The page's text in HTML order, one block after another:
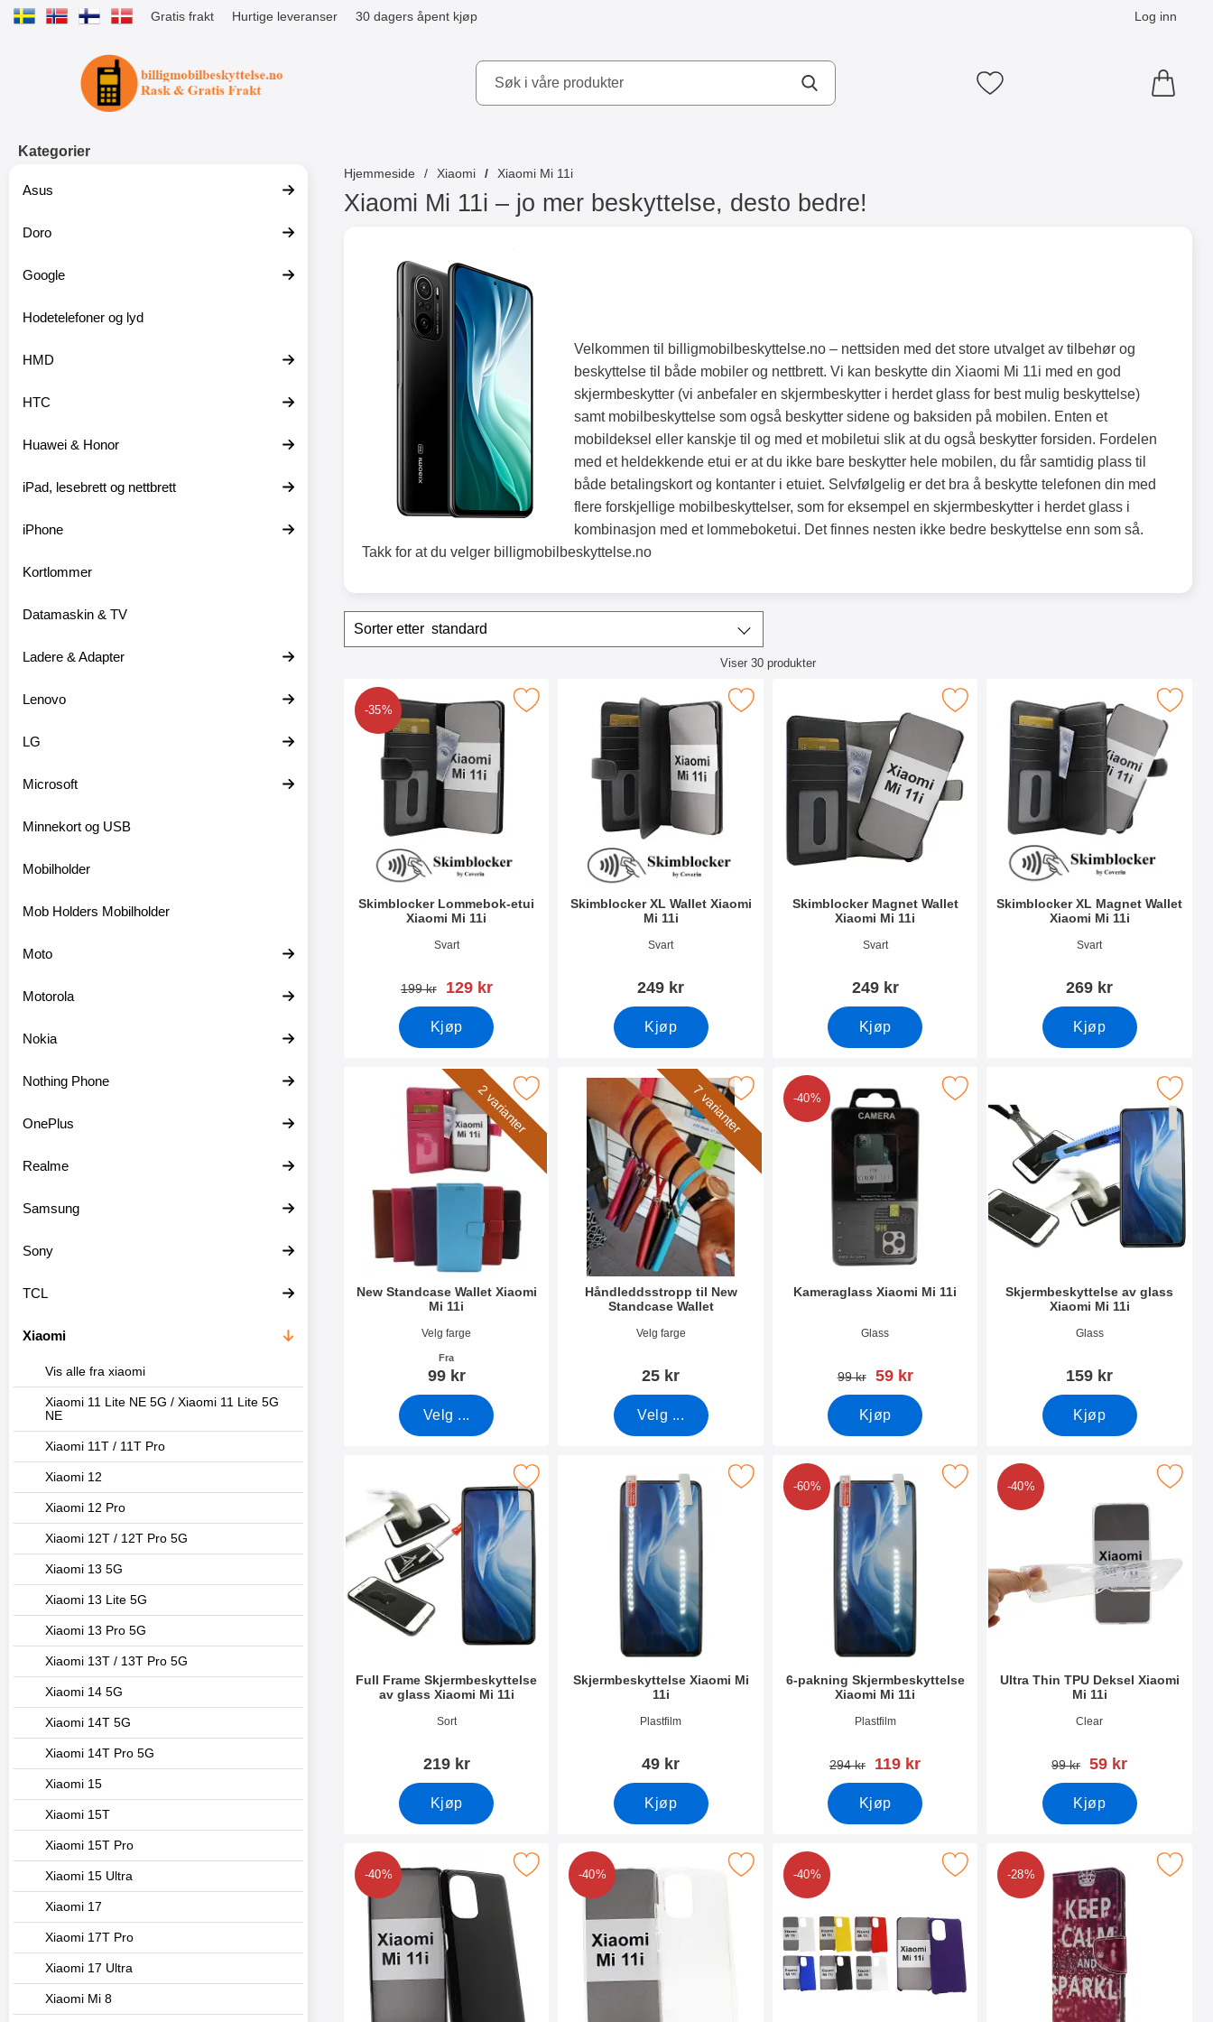
Gratis frakt Hurtige leveranser 30 dagers åpent kjøp Log inn
Startsiden for Tibro Billiga Mobilskydd AB Mine favoritter
Kategorier
Asus
Doro
Google
Hodetelefoner og lyd
HMD
HTC
Huawei & Honor
iPad, lesebrett og nettbrett
iPhone
Kortlommer
Datamaskin & TV
Ladere & Adapter
Lenovo
LG
Microsoft
Minnekort og USB
Mobilholder
Mob Holders Mobilholder
Moto
Motorola
Nokia
Nothing Phone
OnePlus
Realme
Samsung
Sony
TCL
Xiaomi
Vis alle fra xiaomi
Xiaomi 11 Lite NE 5G / Xiaomi 11 Lite 5G
NE
Xiaomi 11T / 11T Pro
Xiaomi 12
Xiaomi 12 Pro
Xiaomi 12T / 12T Pro 5G
Xiaomi 13 5G
Xiaomi 13 Lite 5G
Xiaomi 13 Pro 5G
Xiaomi 13T / 13T Pro 5G
Xiaomi 14 5G
Xiaomi 14T 5G
Xiaomi 14T Pro 5G
Xiaomi 15
Xiaomi 15T
Xiaomi 15T Pro
Xiaomi 15 Ultra
Xiaomi 17
Xiaomi 17T Pro
Xiaomi 17 Ultra
Xiaomi Mi 8
Hjemmeside Xiaomi Xiaomi Mi 11i
Xiaomi Mi 11i – jo mer beskyttelse, desto bedre!
Velkommen til billigmobilbeskyttelse.no – nettsiden med det store utvalget av tilbehør og
beskyttelse til både mobiler og nettbrett. Vi kan beskytte din Xiaomi Mi 11i med en god
skjermbeskytter (vi anbefaler en skjermbeskytter i herdet glass for best mulig beskyttelse)
samt mobilbeskyttelse som også beskytter sidene og baksiden på mobilen. Enten et
mobildeksel eller kanskje til og med et mobiletui slik at du også beskytter forsiden. Fordelen
med et heldekkende etui er at du ikke bare beskytter hele mobilen, du får samtidig plass til
både betalingskort og kontanter i etuiet. Selvfølgelig er det bra å beskytte telefonen din med
flere forskjellige mobilbeskyttelser, som for eksempel en skjermbeskytter i herdet glass i
kombinasjon med et lommeboketui. Det finnes nesten ikke bedre beskyttelse enn som så.
Takk for at du velger billigmobilbeskyttelse.no
p
Filter/sorter
standard
Viser 30 produkter
produktliste
-35%
Skimblocker Lommebok-etui
Xiaomi Mi 11i
Varenummer 40731
Svart
gammel pris
199 kr ny pris
129 kr
Kjøp
Merk skimblocker Lommebok-etui Xiaomi Mi 11i som favoritt
Skimblocker XL Wallet Xiaomi
Mi 11i
Varenummer 40733
Svart
249 kr
Kjøp
Merk skimblocker XL Wallet Xiaomi Mi 11i som favoritt
Skimblocker Magnet Wallet
Xiaomi Mi 11i
Varenummer 40732
Svart
249 kr
Kjøp
Merk skimblocker Magnet Wallet Xiaomi Mi 11i som favoritt
Skimblocker XL Magnet Wallet
Xiaomi Mi 11i
Varenummer 40734
Svart
269 kr
Kjøp
Merk skimblocker XL Magnet Wallet
2 varianter
New Standcase Wallet Xiaomi
Mi 11i
Varenummer 40841
Velg farge
Fra
99 kr
Velg ...
Merk new Standcase Wallet Xiaomi Mi 11i som favoritt7 varianter
Håndleddsstropp til New
Standcase Wallet
Varenummer 40789
Velg farge
25 kr
Velg ...
Merk håndleddsstropp til New Standcase Wallet som favoritt
-40%
Kameraglass Xiaomi Mi 11i
Varenummer 42291
Glass
gammel pris
99 kr ny pris
59 kr
Kjøp
Merk kameraglass Xiaomi Mi 11i som favoritt
Skjermbeskyttelse av glass
Xiaomi Mi 11i
Varenummer 40583
Glass
159 kr
Kjøp
Merk skjermbeskyttelse av glass
Full Frame Skjermbeskyttelse
av glass Xiaomi Mi 11i
Varenummer 40585
Sort
219 kr
Kjøp
Merk full Frame Skjermbeskyttelse av glass Xiaomi Mi 11i som favoritt
Skjermbeskyttelse Xiaomi Mi
11i
Varenummer 40685
Plastfilm
49 kr
Kjøp
Merk skjermbeskyttelse Xiaomi Mi 11i som favoritt
-60%
6-pakning Skjermbeskyttelse
Xiaomi Mi 11i
Varenummer 40684
Plastfilm
gammel pris
294 kr ny pris
119 kr
Kjøp
Merk 6-pakning Skjermbeskyttelse Xiaomi Mi 11i som favoritt
-40%
Ultra Thin TPU Deksel Xiaomi
Mi 11i
Varenummer 40584
Clear
gammel pris
99 kr ny pris
59 kr
Kjøp
Merk ultra Thin TPU Deksel
-40%
Merk tPU-deksel for Xiaomi Mi 11i som favoritt
-40%
Merk tPU-deksel for Xiaomi Mi 11i som favoritt
-40%
Merk hardcase Deksel Xiaomi Mi 11i som favoritt
-28%
Merk designwallet Xiaomi Mi